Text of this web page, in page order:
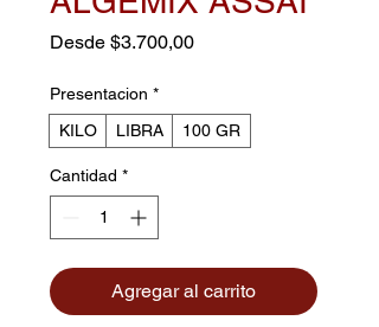
Desde $3.700,00Precio
Presentacion *
KILO
LIBRA 100 GR
Cantidad *
Agregar al carrito